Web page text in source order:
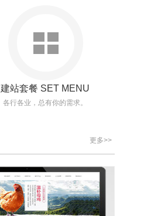
建站套餐 SET MENU
各行各业，总有你的需求。
更多>>